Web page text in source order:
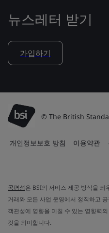
뉴스레터 받기
가입하기
© The British
개인정보보호 방침 이용약관
공평성은 BSI의 서비스 제공 방식을 좌
거래와 모든 사업 운영에서 정직하고
객관성에 영향을 미칠 수 있는 영향력
것을 의미합니다.